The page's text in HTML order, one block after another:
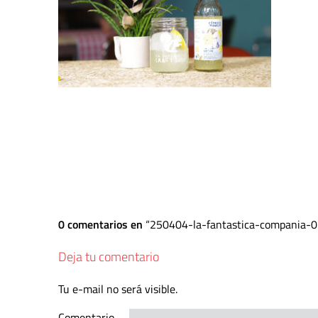
0 comentarios en 250404-la-fantastica-compania-
Deja tu comentario
Tu e-mail no será visible.